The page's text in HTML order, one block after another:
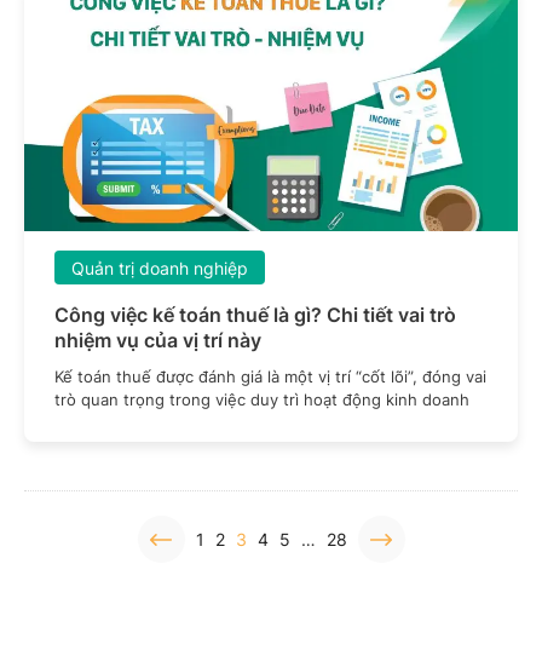
Công việc kế toán thuế là gì? Chi tiết vai trò
nhiệm vụ của vị trí này
Quản trị doanh nghiệp
Kế toán thuế được đánh giá là một vị trí “cốt lõi”, đóng vai
trò quan trọng trong việc duy trì hoạt động kinh doanh
1 2 3 4 5 … 28